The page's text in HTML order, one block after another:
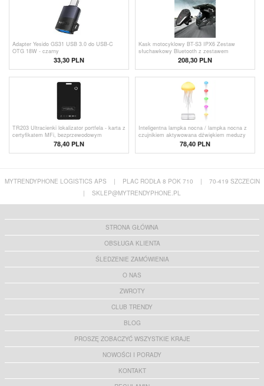
Adapter Yesido GS31 USB 3.0 do USB-C
OTG 18W - czarny
33,30 PLN
Kask motocyklowy BT-S3 IPX6 Zestaw
słuchawkowy Bluetooth z zestawem
głośnomówiącym i radiem FM
208,30 PLN
TR203 Ultracienki lokalizator portfela - karta z
certyfikatem MFi, bezprzewodowym
ładowaniem i funkcją Apple Find My Support
78,40 PLN
Inteligentna lampka nocna / lampka nocna z
czujnikiem aktywowana dźwiękiem meduzy
78,40 PLN
MYTRENDYPHONE LOGISTICS APS | PLAC RODŁA 8 POK 710 |
70-419 SZCZECIN
|
SKLEP@MYTRENDYPHONE.PL
STRONA GŁÓWNA
OBSŁUGA KLIENTA
ŚLEDZENIE ZAMÓWIENIA
O NAS
ZWROTY
CLUB TRENDY
BLOG
PROSZĘ ZOBACZYĆ WSZYSTKIE KRAJE
NOWOŚCI I PORADY
KONTAKT